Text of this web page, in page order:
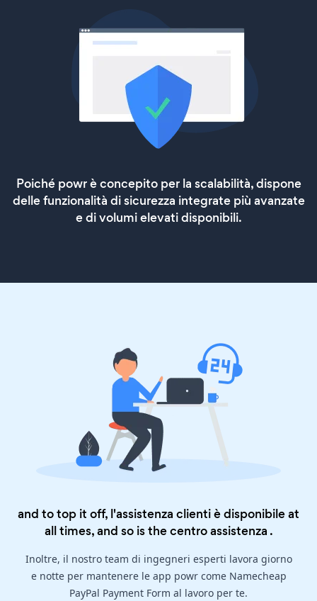
Poiché powr è concepito per la scalabilità, dispone
delle funzionalità di sicurezza integrate più avanzate
e di volumi elevati disponibili.
and to top it off, l'assistenza clienti è disponibile at
all times, and so is thecentro assistenza .
Inoltre, il nostro team di ingegneri esperti lavora giorno
e notte per mantenere le app powr come Namecheap
PayPal Payment Form al lavoro per te.